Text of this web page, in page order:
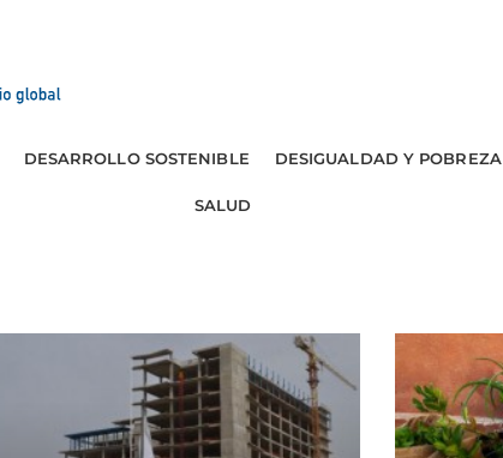
DESARROLLO SOSTENIBLE DESIGUALDAD Y POBREZA
SALUD